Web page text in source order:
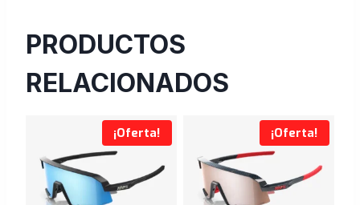
PRODUCTOS
RELACIONADOS
¡Oferta! ¡Oferta!